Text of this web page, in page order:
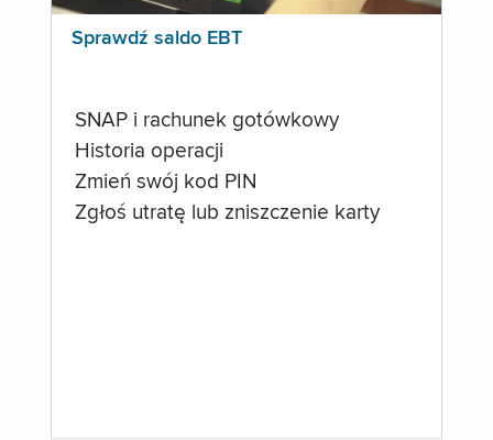
Sprawdź saldo EBT
SNAP i rachunek gotówkowy
Historia operacji
Zmień swój kod PIN
Zgłoś utratę lub zniszczenie karty